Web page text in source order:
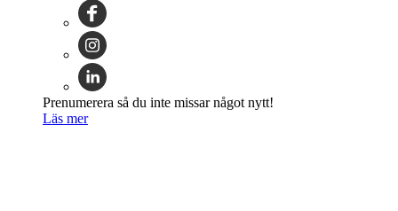
Prenumerera så du inte missar något nytt!
Läs mer